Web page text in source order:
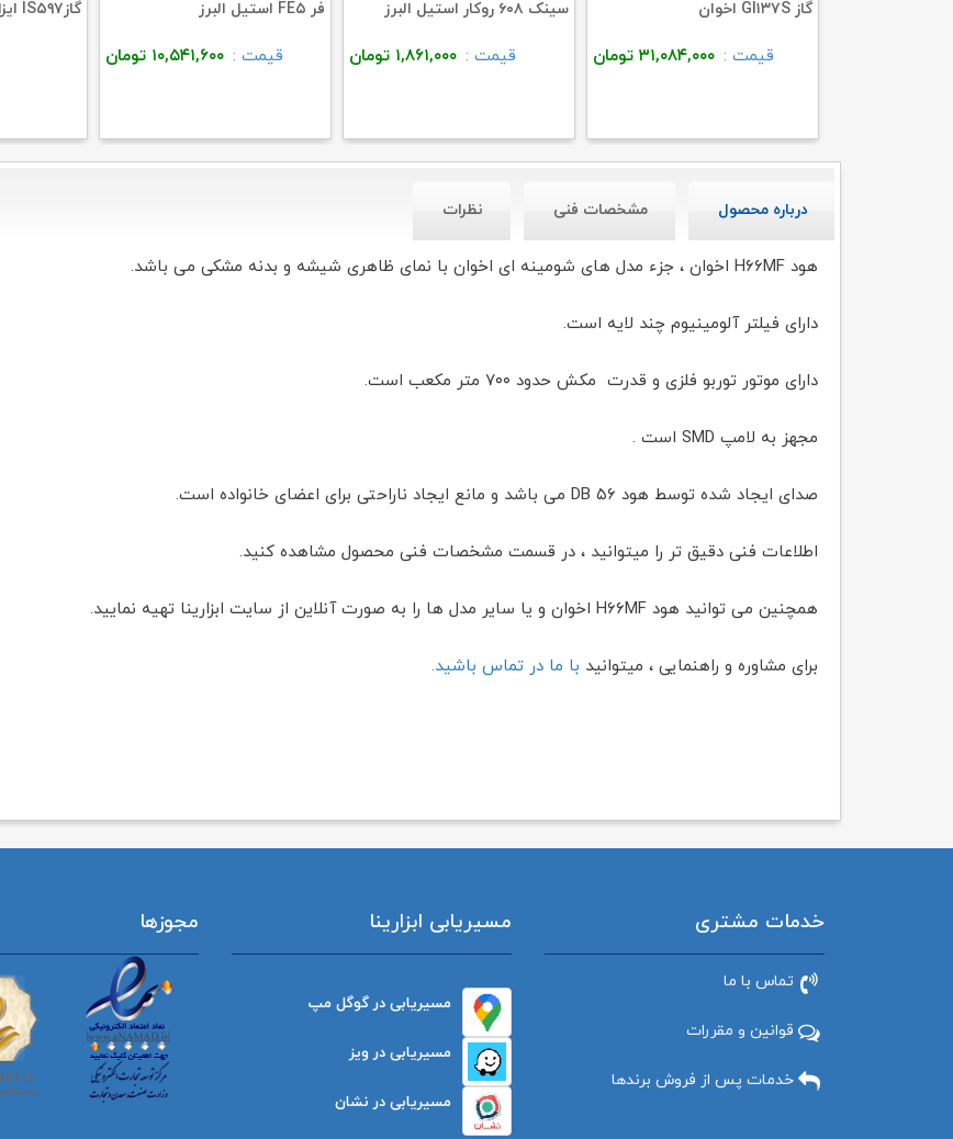
گاز GI۱۳۷S اخوان
قیمت : ۳۱,۰۸۴,۰۰۰ تومان
سینک ۶۰۸ روکار استیل البرز
قیمت : ۱,۸۶۱,۰۰۰ تومان
فر FE۵ استیل البرز
قیمت : ۱۰,۵۴۱,۶۰۰ تومان
گازIS۵۹۷ ایزاتک استیل البرز
درباره محصول مشخصات فنی نظرات
هود H۶۶MF اخوان ، جزء مدل های شومینه ای اخوان با نمای ظاهری شیشه و بدنه مشکی می باشد.
دارای فیلتر آلومینیوم چند لایه است.
دارای موتور توربو فلزی و قدرت مکش حدود ۷۰۰ متر مکعب است.
مجهز به لامپ SMD است .
صدای ایجاد شده توسط هود ۵۶ DB می باشد و مانع ایجاد ناراحتی برای اعضای خانواده است.
اطلاعات فنی دقیق تر را میتوانید ، در قسمت مشخصات فنی محصول مشاهده کنید.
همچنین می توانید هود H۶۶MF اخوان و یا سایر مدل ها را به صورت آنلاین از سایت ابزارینا تهیه نمایید.
برای مشاوره و راهنمایی ، میتوانید با ما در تماس باشید.
خدمات مشتری
تماس با ما
قوانین و مقررات
خدمات پس از فروش برندها
مسیریابی ابزارینا
مسیریابی در گوگل مپ
مسیریابی در ویز
مسیریابی در نشان
مجوزها